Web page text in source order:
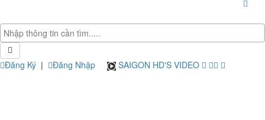
Đăng Ký | Đăng Nhập SAIGON HD'S VIDEO